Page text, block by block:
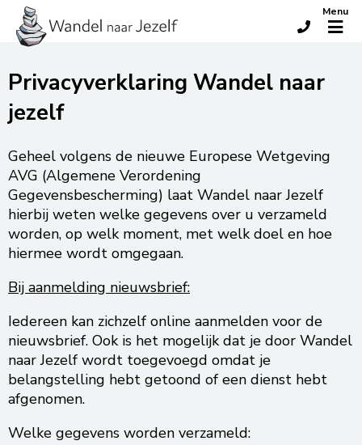
Menu
Privacyverklaring Wandel naar
jezelf
Geheel volgens de nieuwe Europese Wetgeving
AVG (Algemene Verordening
Gegevensbescherming) laat Wandel naar Jezelf
hierbij weten welke gegevens over u verzameld
worden, op welk moment, met welk doel en hoe
hiermee wordt omgegaan.
Bij aanmelding nieuwsbrief:
Iedereen kan zichzelf online aanmelden voor de
nieuwsbrief. Ook is het mogelijk dat je door Wandel
naar Jezelf wordt toegevoegd omdat je
belangstelling hebt getoond of een dienst hebt
afgenomen.
Welke gegevens worden verzameld: